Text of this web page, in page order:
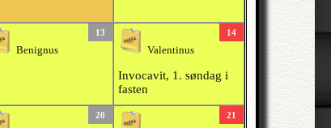
13
Benignus
14
Valentinus
Invocavit, 1. søndag i
fasten
20 21